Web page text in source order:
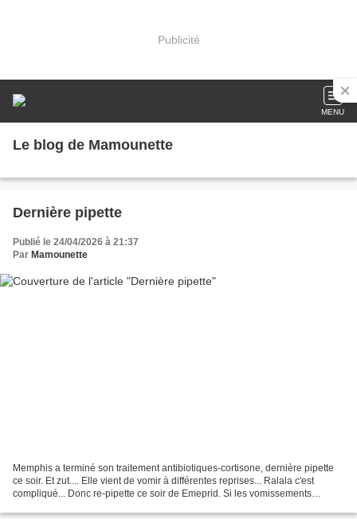
Publicité
MENU
Le blog de Mamounette
Dernière pipette
Publié le 24/04/2026 à 21:37
Par Mamounette
Memphis a terminé son traitement antibiotiques-cortisone, dernière pipette
ce soir. Et zut.... Elle vient de vomir à différentes reprises... Ralala c'est
compliqué... Donc re-pipette ce soir de Emeprid. Si les vomissements